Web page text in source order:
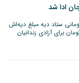
ادا شد
۸۵ با کمک ۱۰ میلیون تومانی ستاد دیه مبلغ دیه‌اش
جشن گلریزان ۱۴ میلیون تومان برای آزادی زندانیان